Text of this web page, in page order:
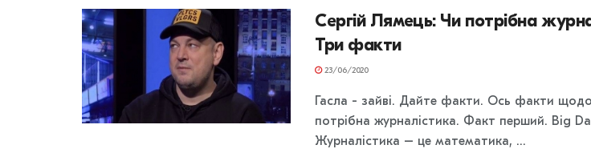
Сергій Лямець: Чи потрібна
Три факти
23/06/2020
Гасла - зайві. Дайте факти. Ось факти
потрібна журналістика. Факт перший. Big
Журналістика – це математика, ...